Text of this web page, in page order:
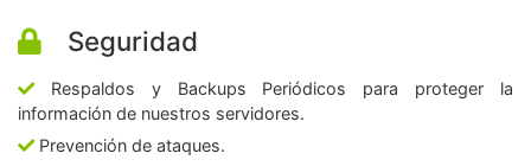
Seguridad
Respaldos y Backups Periódicos para proteger la
información de nuestros servidores.
Prevención de ataques.